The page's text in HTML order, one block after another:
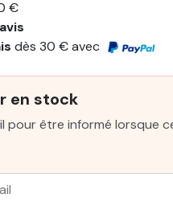
€
dès 30 € avec
en stock
pour être informé lorsque